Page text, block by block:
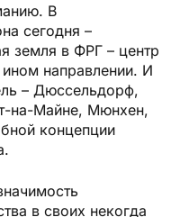
В
сегодня –
земля в ФРГ – центр
направлении. И
– Дюссельдорф,
на-Майне, Мюнхен,
концепции
в своих некогда